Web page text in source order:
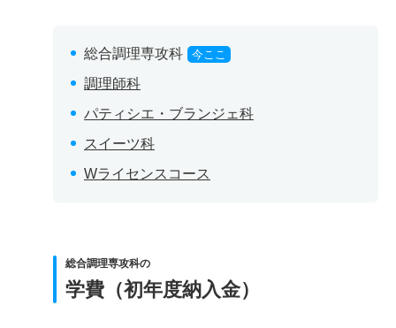
総合調理専攻科 今ここ
調理師科
パティシエ・ブランジェ科
スイーツ科
Wライセンスコース
総合調理専攻科の
学費（初年度納入金）